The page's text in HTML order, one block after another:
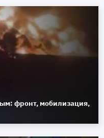
фронт, мобилизация,